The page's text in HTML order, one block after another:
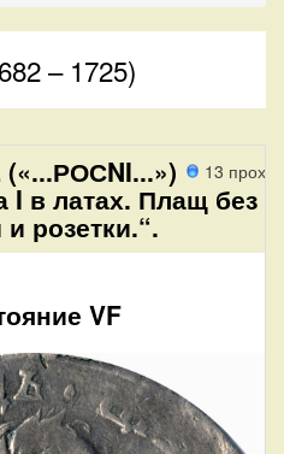
– 1725)
13
I в латах. Плащ без
розетки.“.
VF